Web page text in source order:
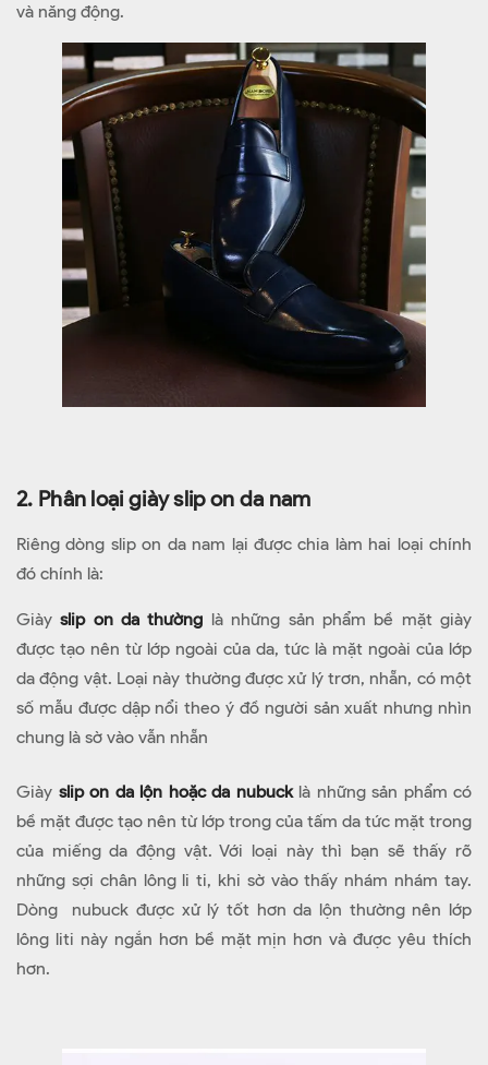
và năng động.
2. Phân loại giày slip on da nam
Riêng dòng slip on da nam lại được chia làm hai loại chính
đó chính là:
Giày slip on da thường là những sản phẩm bề mặt giày
được tạo nên từ lớp ngoài của da, tức là mặt ngoài của lớp
da động vật. Loại này thường được xử lý trơn, nhẵn, có một
số mẫu được dập nổi theo ý đồ người sản xuất nhưng nhìn
chung là sờ vào vẫn nhẵn
Giày slip on da lộn hoặc da nubuck là những sản phẩm có
bề mặt được tạo nên từ lớp trong của tấm da tức mặt trong
của miếng da động vật. Với loại này thì bạn sẽ thấy rõ
những sợi chân lông li ti, khi sờ vào thấy nhám nhám tay.
Dòng nubuck được xử lý tốt hơn da lộn thường nên lớp
lông liti này ngắn hơn bề mặt mịn hơn và được yêu thích
hơn.